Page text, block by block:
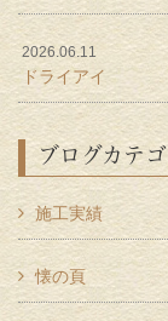
2026.06.11
ドライアイ
ブログカテゴ
施工実績
懐の頁